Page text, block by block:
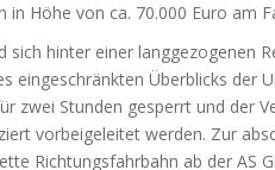
in Höhe von ca. 70.000 Euro am
sich hinter einer langgezogenen
eingeschränkten Überblicks der
zwei Stunden gesperrt und der
vorbeigeleitet werden. Zur
Richtungsfahrbahn ab der AS